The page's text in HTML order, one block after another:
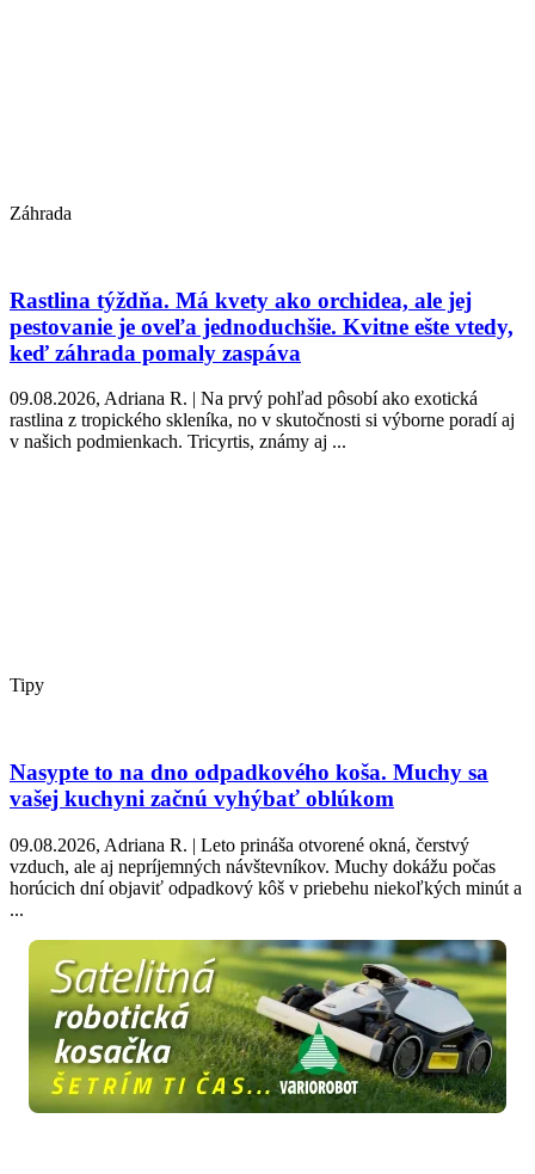
Záhrada
Rastlina týždňa. Má kvety ako orchidea, ale jej
pestovanie je oveľa jednoduchšie. Kvitne ešte vtedy,
keď záhrada pomaly zaspáva
09.08.2026, Adriana R. | Na prvý pohľad pôsobí ako exotická
rastlina z tropického skleníka, no v skutočnosti si výborne poradí aj
v našich podmienkach. Tricyrtis, známy aj ...
Tipy
Nasypte to na dno odpadkového koša. Muchy sa
vašej kuchyni začnú vyhýbať oblúkom
09.08.2026, Adriana R. | Leto prináša otvorené okná, čerstvý
vzduch, ale aj nepríjemných návštevníkov. Muchy dokážu počas
horúcich dní objaviť odpadkový kôš v priebehu niekoľkých minút a
...